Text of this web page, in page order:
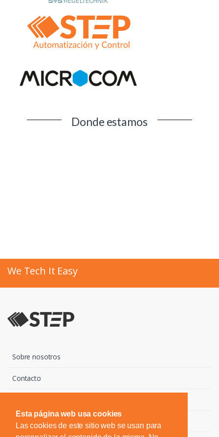
Esta página web usa cookies
Las cookies de este sitio web se usan para
Donde estamos
We Tech It Easy
Sobre nosotros
Contacto
Descargas